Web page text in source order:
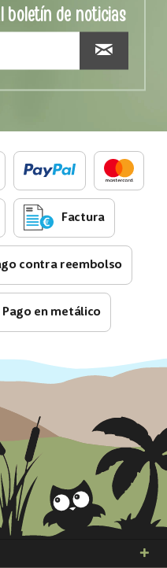
boletín de noticias
Factura
contra reembolso
Pago en metálico